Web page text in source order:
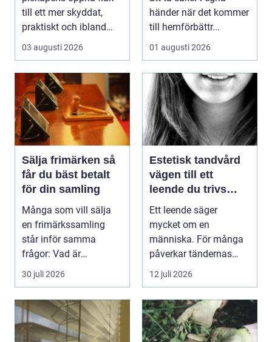
till ett mer skyddat,
praktiskt och ibland
också mer br...
03 augusti 2026
händer när det kommer
till hemförbättr...
01 augusti 2026
Sälja frimärken så
får du bäst betalt
för din samling
Många som vill sälja
en frimärkssamling
står inför samma
frågor: Vad är
samlingen värd? Var
30 juli 2026
Estetisk tandvård
vägen till ett
leende du trivs
med
Ett leende säger
mycket om en
människa. För många
påverkar tändernas
utseende både
12 juli 2026